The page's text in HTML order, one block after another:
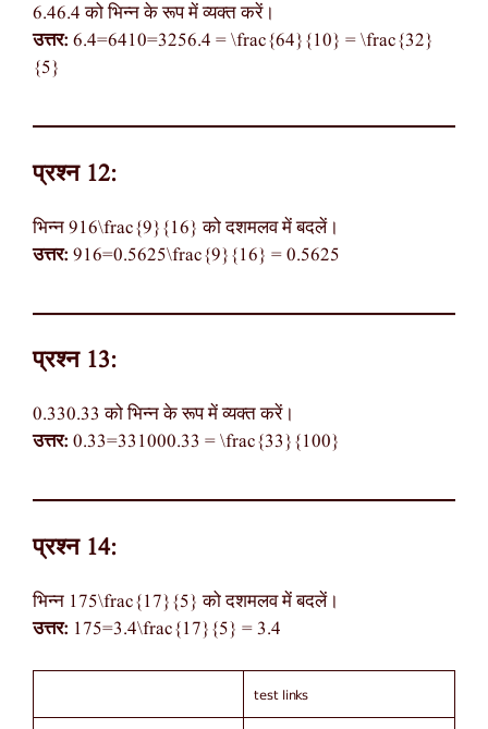
6.46.4 को भिन्न के रूप में व्यक्त करें।
उत्तर: 6.4=6410=3256.4 = \frac{64}{10} = \frac{32}
{5}
प्रश्न 12:
भिन्न 916\frac{9}{16} को दशमलव में बदलें।
उत्तर: 916=0.5625\frac{9}{16} = 0.5625
प्रश्न 13:
0.330.33 को भिन्न के रूप में व्यक्त करें।
उत्तर: 0.33=331000.33 = \frac{33}{100}
प्रश्न 14:
भिन्न 175\frac{17}{5} को दशमलव में बदलें।
उत्तर: 175=3.4\frac{17}{5} = 3.4
test links